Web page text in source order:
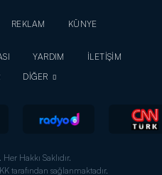
REKLAM
KÜNYE
YARDIM
İLETİŞİM
DİĞER
Hakkı Saklıdır.
tarafından sağlanmaktadır.